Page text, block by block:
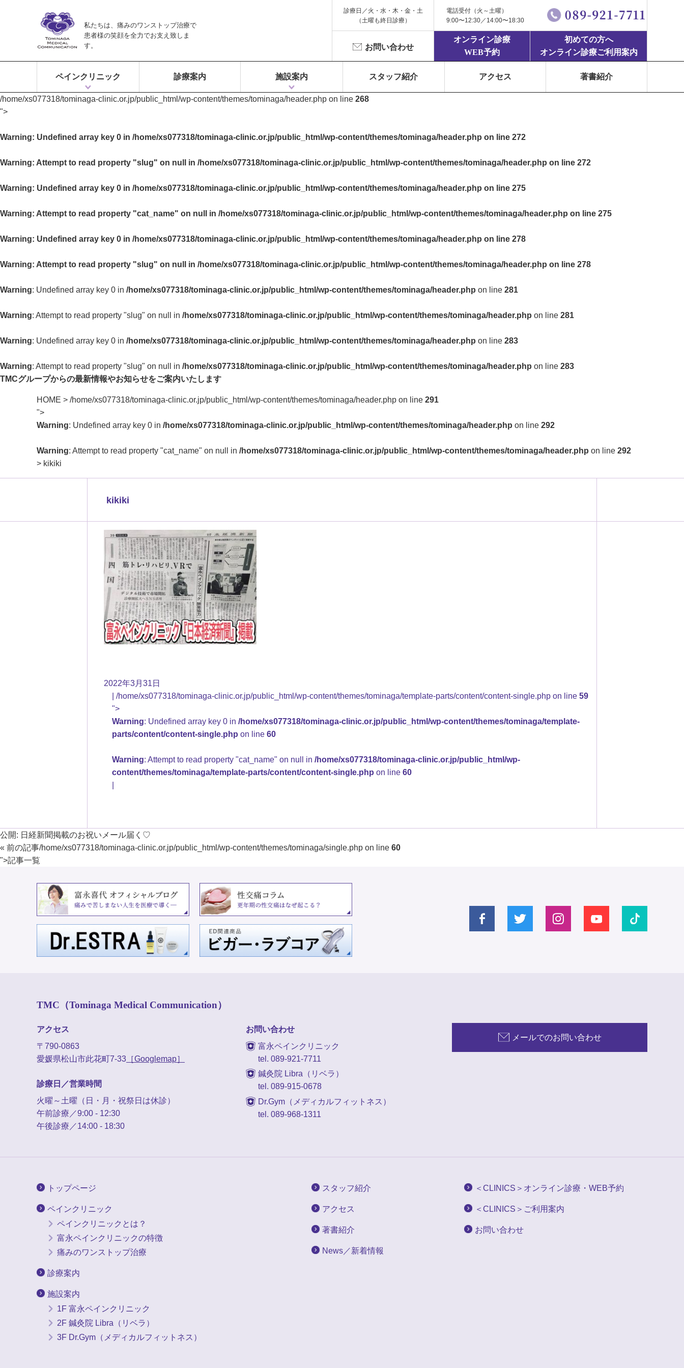
私たちは、痛みのワンストップ治療で
患者様の笑顔を全力でお支え致しま
す。
診療日／火・水・木・金・土
（土曜も終日診療）
電話受付（火～土曜）
9:00〜12:30／14:00〜18:30
お問い合わせ
オンライン診療
WEB予約
初めての方へ
オンライン診療ご利用案内
ペインクリニック
ペインクリニックとは？
富永ペインクリニックの特徴
痛みのワンストップ治療
診療案内 施設案内
1F 富永ペインクリニック
2F 鍼灸院 Libra（リベラ）
3F Dr.Gym（メディカルフィットネス）
スタッフ紹介 アクセス 著書紹介
/home/xs077318/tominaga-clinic.or.jp/public_html/wp-content/themes/tominaga/header.php on line 268
">
Warning: Undefined array key 0 in /home/xs077318/tominaga-clinic.or.jp/public_html/wp-content/themes/tominaga/header.php on line 272
Warning: Attempt to read property "slug" on null in /home/xs077318/tominaga-clinic.or.jp/public_html/wp-content/themes/tominaga/header.php on line 272
Warning: Undefined array key 0 in /home/xs077318/tominaga-clinic.or.jp/public_html/wp-content/themes/tominaga/header.php on line 275
Warning: Attempt to read property "cat_name" on null in /home/xs077318/tominaga-clinic.or.jp/public_html/wp-content/themes/tominaga/header.php on line 275
Warning: Undefined array key 0 in /home/xs077318/tominaga-clinic.or.jp/public_html/wp-content/themes/tominaga/header.php on line 278
Warning: Attempt to read property "slug" on null in /home/xs077318/tominaga-clinic.or.jp/public_html/wp-content/themes/tominaga/header.php on line 278
Warning: Undefined array key 0 in /home/xs077318/tominaga-clinic.or.jp/public_html/wp-content/themes/tominaga/header.php on line 281
Warning: Attempt to read property "slug" on null in /home/xs077318/tominaga-clinic.or.jp/public_html/wp-content/themes/tominaga/header.php on line 281
Warning: Undefined array key 0 in /home/xs077318/tominaga-clinic.or.jp/public_html/wp-content/themes/tominaga/header.php on line 283
Warning: Attempt to read property "slug" on null in /home/xs077318/tominaga-clinic.or.jp/public_html/wp-content/themes/tominaga/header.php on line 283
TMCグループからの最新情報やお知らせをご案内いたします
HOME > /home/xs077318/tominaga-clinic.or.jp/public_html/wp-content/themes/tominaga/header.php on line 291
">
Warning: Undefined array key 0 in /home/xs077318/tominaga-clinic.or.jp/public_html/wp-content/themes/tominaga/header.php on line 292
Warning: Attempt to read property "cat_name" on null in /home/xs077318/tominaga-clinic.or.jp/public_html/wp-content/themes/tominaga/header.php on line 292
> kikiki
kikiki
2022年3月31日
/home/xs077318/tominaga-clinic.or.jp/public_html/wp-content/themes/tominaga/template-parts/content/content-single.php on line 59
">
Warning: Undefined array key 0 in /home/xs077318/tominaga-clinic.or.jp/public_html/wp-content/themes/tominaga/template-
parts/content/content-single.php on line 60
Warning: Attempt to read property "cat_name" on null in /home/xs077318/tominaga-clinic.or.jp/public_html/wp-
content/themes/tominaga/template-parts/content/content-single.php on line 60
公開: 日経新聞掲載のお祝いメール届く♡
« 前の記事/home/xs077318/tominaga-clinic.or.jp/public_html/wp-content/themes/tominaga/single.php on line 60
">記事一覧
TMC（Tominaga Medical Communication）
アクセス
〒790-0863
愛媛県松山市此花町7-33 ［Googlemap］
診療日／営業時間
火曜～土曜（日・月・祝祭日は休診）
午前診療／9:00 - 12:30
午後診療／14:00 - 18:30
お問い合わせ
富永ペインクリニック
tel. 089-921-7711
鍼灸院 Libra（リベラ）
tel. 089-915-0678
Dr.Gym（メディカルフィットネス）
tel. 089-968-1311
メールでのお問い合わせ
トップページ
ペインクリニック
ペインクリニックとは？
富永ペインクリニックの特徴
痛みのワンストップ治療
診療案内
施設案内
1F 富永ペインクリニック
2F 鍼灸院 Libra（リベラ）
3F Dr.Gym（メディカルフィットネス）
スタッフ紹介
アクセス
著書紹介
News／新着情報
＜CLINICS＞オンライン診療・WEB予約
＜CLINICS＞ご利用案内
お問い合わせ